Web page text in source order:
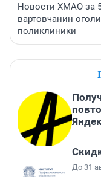
Новости ХМАО за
вартовчанин
поликлиники
До 31